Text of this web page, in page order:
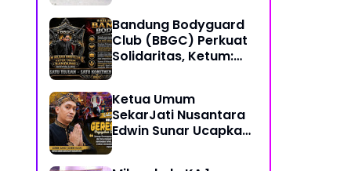
Bandung Bodyguard
Club (BBGC) Perkuat
Solidaritas, Ketum:
Ketua Umum
SekarJati Nusantara
Edwin Sunar Ucapkan